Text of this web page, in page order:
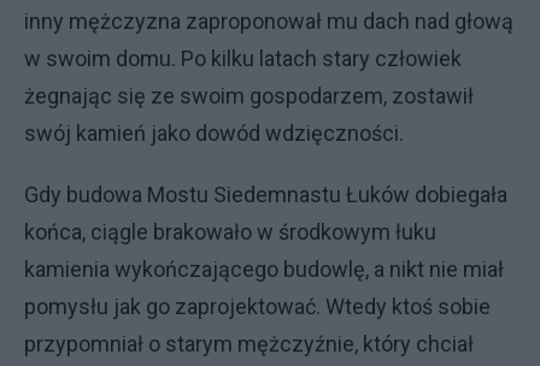
inny mężczyzna zaproponował mu dach nad głową
w swoim domu. Po kilku latach stary człowiek
żegnając się ze swoim gospodarzem, zostawił
swój kamień jako dowód wdzięczności.
Gdy budowa Mostu Siedemnastu Łuków dobiegała
końca, ciągle brakowało w środkowym łuku
kamienia wykończającego budowlę, a nikt nie miał
pomysłu jak go zaprojektować. Wtedy ktoś sobie
przypomniał o starym mężczyźnie, który chciał